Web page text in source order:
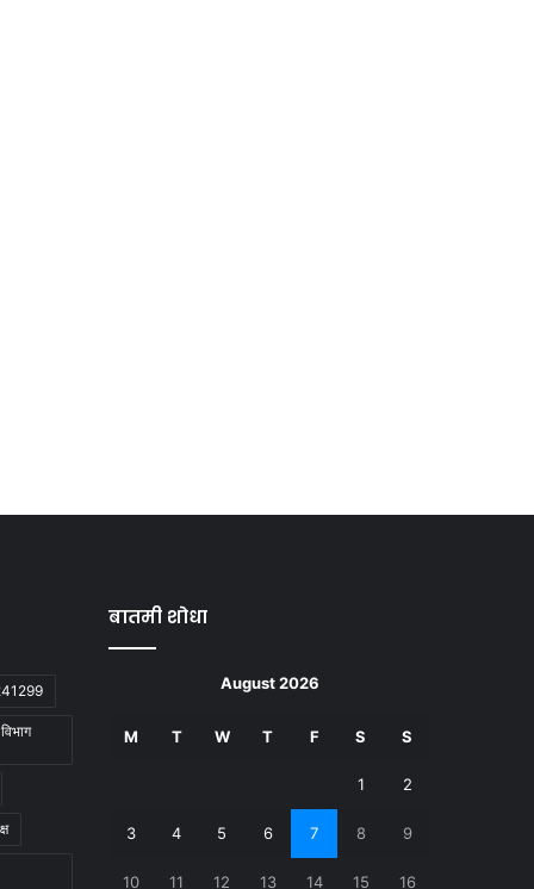
बातमी शोधा
August 2026
M T W T F S S
1 2
3 4 5 6 7 8 9
10 11 12 13 14 15 16